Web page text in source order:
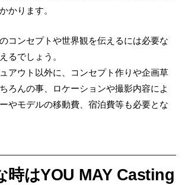
かります。
コンセプトや世界観を伝えるには必要な
るでしょう。
アウト以外に、コンセプト作りや企画草
ろんの事、
ロケーションや撮影内容によ
やモデルの移動費、宿泊費等も必要と な
時はYOU MAY Casting